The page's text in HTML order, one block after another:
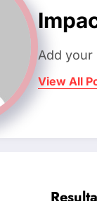
Add your
View All